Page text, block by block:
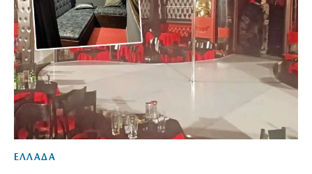
ΕΛΛΑΔΑ